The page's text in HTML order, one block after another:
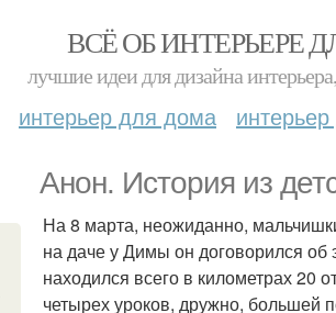
ВСЁ ОБ ИНТЕРЬЕРЕ
лучшие идеи для дизайна
интерьер для дома
Анон. История из
На 8 марта, неожиданно,
на даче у Димы он договорился об
находился всего в километрах 20
четырех уроков, дружно, большей